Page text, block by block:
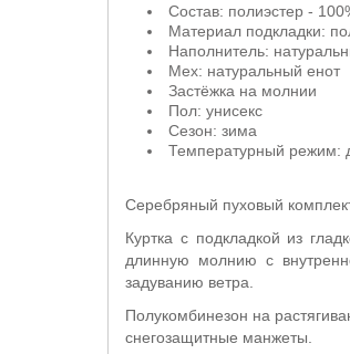
Состав: полиэстер -
Материал подкладки:
Наполнитель:
Мех: натуральный енот
Застёжка на молнии
Пол: унисекс
Сезон: зима
Температурный режим:
Серебряный пуховый
Куртка с подкладкой из
длинную молнию с
задуванию ветра.
Полукомбинезон на
снегозащитные манжеты.